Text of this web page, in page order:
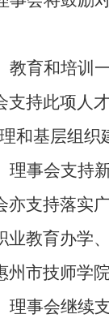
教育和培训
支持此项人
和基层组织
理事会支持
亦支持落实
业教育办学
州市技师学
理事会继续